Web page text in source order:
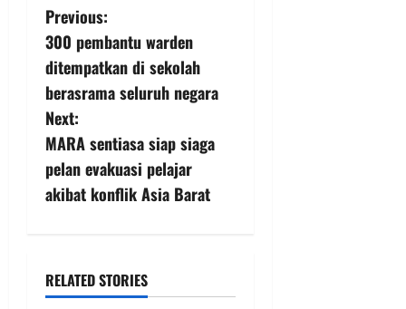
Previous:
300 pembantu warden
ditempatkan di sekolah
berasrama seluruh negara
Next:
MARA sentiasa siap siaga
pelan evakuasi pelajar
akibat konflik Asia Barat
RELATED STORIES